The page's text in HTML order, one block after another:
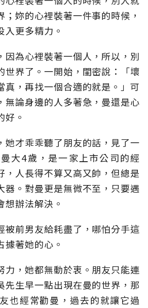
；妳的心裡裝著一件事的時候，
入更多精力。
因為心裡裝著一個人，所以，別
世界了。一開始，閨密說：「壞
真，再找一個合適的就是。」可
無論身邊的人多著急，曼還是心
好。
她才乖乖聽了朋友的話，見了一
大4歲，是一家上市公司的經
，人長得不算又高又帥，但總是
器。對曼更是無微不至，只要遇
想辦法解決。
被前男友給耗盡了，哪怕分手這
據著她的心。
力，她都無動於衷。朋友只能連
先生早一點出現在曼的世界，那
也經常勸曼，過去的就讓它過